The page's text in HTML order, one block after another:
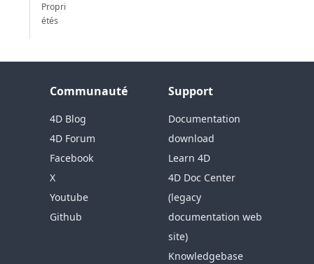
Propri
étés
Communauté
4D Blog
4D Forum
Facebook
X
Youtube
Github
Support
Documentation
download
Learn 4D
4D Doc Center
(legacy
documentation web
site)
Knowledgebase